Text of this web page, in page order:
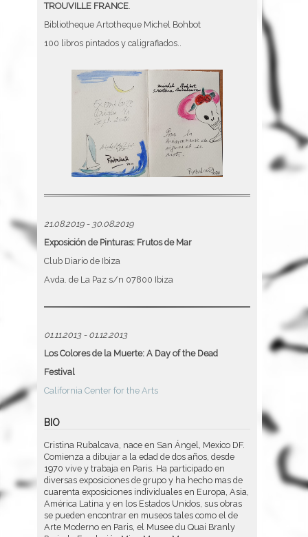
TROUVILLE FRANCE.
Bibliotheque Artotheque Michel Bohbot
100 libros pintados y caligrafiados..
21.08.2019 - 30.08.2019
Exposición de Pinturas: Frutos de Mar
Club Diario de Ibiza
Avda. de La Paz s/n 07800 Ibiza
01.11.2013 - 01.12.2013
Los Colores de la Muerte: A Day of the Dead
Festival
California Center for the Arts
BIO
Cristina Rubalcava, nace en San Ángel, Mexico DF.
Comienza a dibujar a la edad de dos años, desde
1970 vive y trabaja en Paris. Ha participado en
diversas exposiciones de grupo y ha hecho mas de
cuarenta exposiciones individuales en Europa, Asia,
América Latina y en los Estados Unidos, sus obras
se pueden encontrar en museos tales como el de
Arte Moderno en Paris, el Musee du Quai Branly